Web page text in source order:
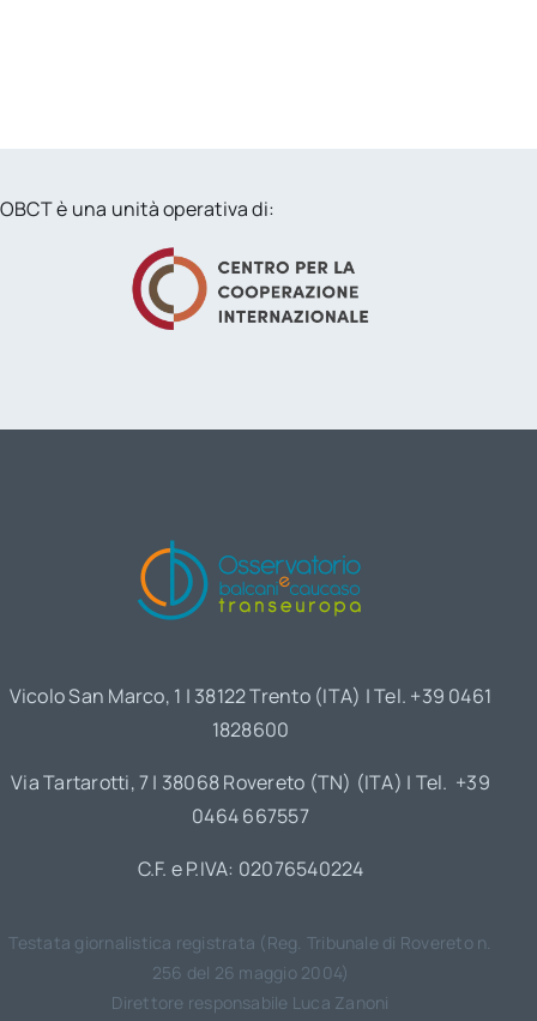
OBCT è una unità operativa di:
Vicolo San Marco, 1 | 38122 Trento (ITA) | Tel. +39 0461
1828600
Via Tartarotti, 7 | 38068 Rovereto (TN) (ITA) | Tel. +39
0464 667557
C.F. e P.IVA: 02076540224
Testata giornalistica registrata (Reg. Tribunale di Rovereto n.
256 del 26 maggio 2004)
Direttore responsabile Luca Zanoni